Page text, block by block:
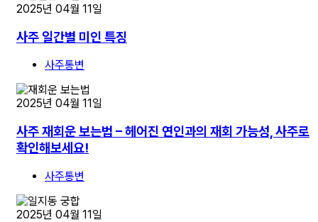
2025년 04월 11일
사주 일간별 미인 특징
사주통변
2025년 04월 11일
사주 재회운 보는법 – 헤어진 연인과의 재회 가능성, 사주로
확인해보세요!
사주통변
2025년 04월 11일